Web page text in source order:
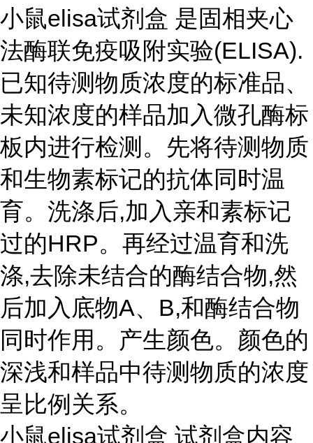
小鼠elisa试剂盒 是固相夹心
法酶联免疫吸附实验(ELISA).
已知待测物质浓度的标准品、
未知浓度的样品加入微孔酶标
板内进行检测。先将待测物质
和生物素标记的抗体同时温
育。洗涤后,加入亲和素标记
过的HRP。再经过温育和洗
涤,去除未结合的酶结合物,然
后加入底物A、B,和酶结合物
同时作用。产生颜色。颜色的
深浅和样品中待测物质的浓度
呈比例关系。
小鼠elisa试剂盒 试剂盒内容